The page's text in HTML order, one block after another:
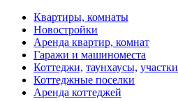
Квартиры, комнаты
Новостройки
Аренда квартир, комнат
Гаражи и машиноместа
Коттеджи, таунхаусы, участки
Коттеджные поселки
Аренда коттеджей